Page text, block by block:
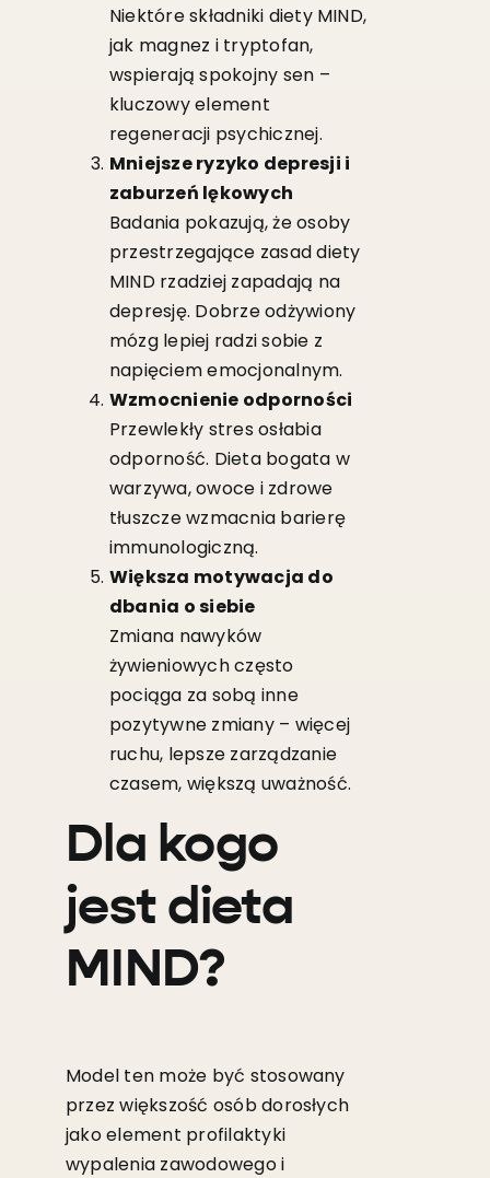
Niektóre składniki diety MIND,
jak magnez i tryptofan,
wspierają spokojny sen –
kluczowy element
regeneracji psychicznej.
Mniejsze ryzyko depresji i
zaburzeń lękowych
Badania pokazują, że osoby
przestrzegające zasad diety
MIND rzadziej zapadają na
depresję. Dobrze odżywiony
mózg lepiej radzi sobie z
napięciem emocjonalnym.
Wzmocnienie odporności
Przewlekły stres osłabia
odporność. Dieta bogata w
warzywa, owoce i zdrowe
tłuszcze wzmacnia barierę
immunologiczną.
Większa motywacja do
dbania o siebie
Zmiana nawyków
żywieniowych często
pociąga za sobą inne
pozytywne zmiany – więcej
ruchu, lepsze zarządzanie
czasem, większą uważność.
Dla kogo
jest dieta
MIND?
Model ten może być stosowany
przez większość osób dorosłych
jako element profilaktyki
wypalenia zawodowego i